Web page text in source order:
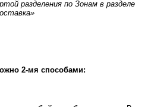
разделения по Зонам в разделе
2-мя способами: